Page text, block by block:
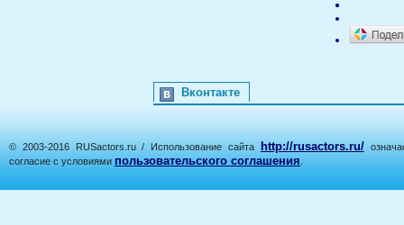
Вконтакте
© 2003-2016 RUSactors.ru / Использование сайта http://rusactors.ru/
согласие с условиями пользовательского соглашения